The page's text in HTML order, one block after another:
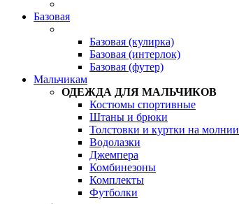
Базовая
Базовая (кулирка)
Базовая (интерлок)
Базовая (футер)
Мальчикам
ОДЕЖДА ДЛЯ МАЛЬЧИКОВ
Костюмы спортивные
Штаны и брюки
Толстовки и куртки на молнии
Водолазки
Джемпера
Комбинезоны
Комплекты
Футболки